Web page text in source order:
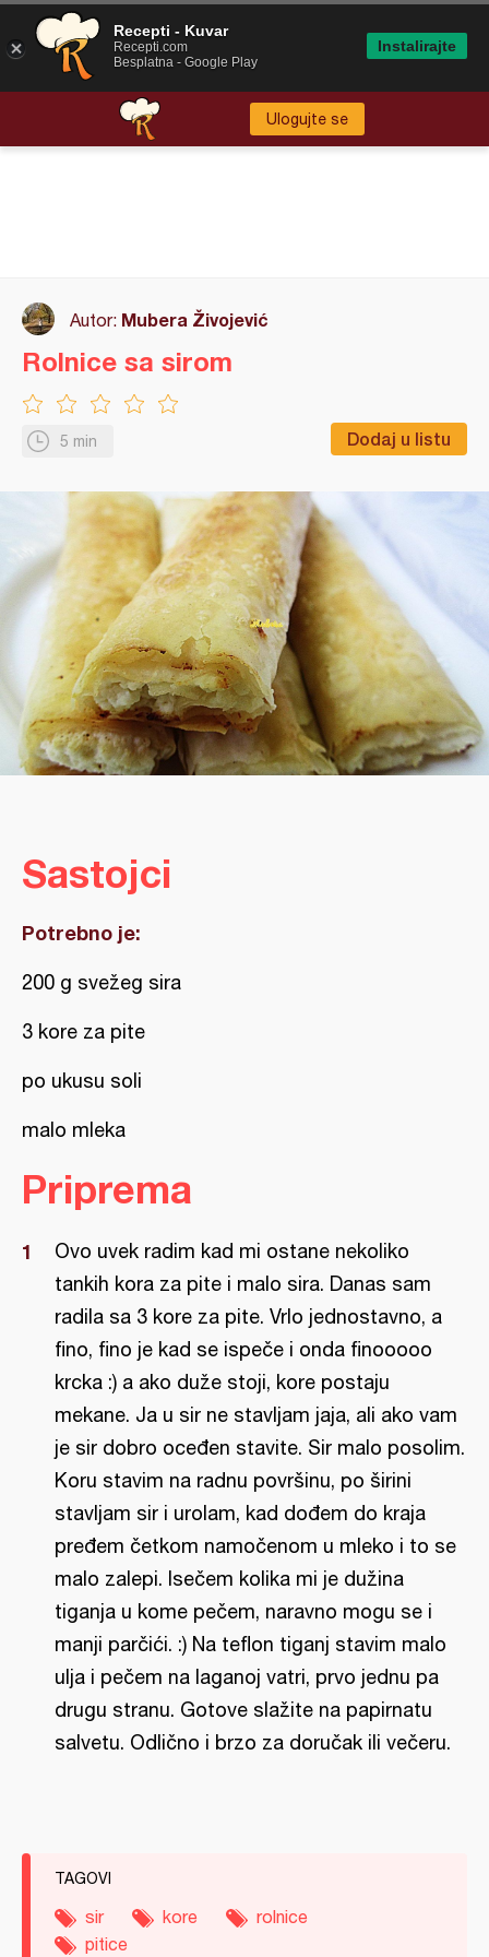
Ulogujte se
Autor: Mubera Živojević
5 min Dodaj u listu
Rolnice sa sirom
Sastojci
Potrebno je:
200 g svežeg sira
3 kore za pite
po ukusu soli
malo mleka
Priprema
Ovo uvek radim kad mi ostane nekoliko
tankih kora za pite i malo sira. Danas sam
radila sa 3 kore za pite. Vrlo jednostavno, a
fino, fino je kad se ispeče i onda finooooo
krcka :) a ako duže stoji, kore postaju
mekane. Ja u sir ne stavljam jaja, ali ako vam
je sir dobro oceđen stavite. Sir malo posolim.
Koru stavim na radnu površinu, po širini
stavljam sir i urolam, kad dođem do kraja
pređem četkom namočenom u mleko i to se
malo zalepi. Isečem kolika mi je dužina
tiganja u kome pečem, naravno mogu se i
manji parčići. :) Na teflon tiganj stavim malo
ulja i pečem na laganoj vatri, prvo jednu pa
drugu stranu. Gotove slažite na papirnatu
salvetu. Odlično i brzo za doručak ili večeru.
TAGOVI
sir kore
rolnice
pitice
Recepti - Kuvar
Recepti.com
Besplatna - Google Play
Instalirajte